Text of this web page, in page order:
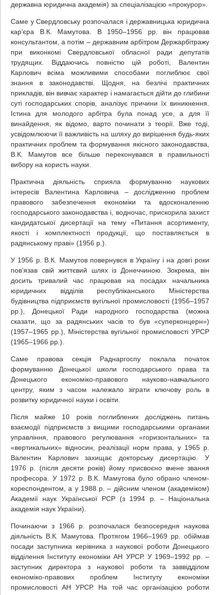
державна юридична академія) за спеціалізацією «прокурор».
Саме у Свердловську розпочалася і державницька юридична
кар’єра В.К. Мамутова. В 1950–1956 рр. він працював
консультантом, а потім – державним арбітром Держарбітражу
при виконкомі Свердловської обласної ради депутатів
трудящих. Віддаючись повністю цій роботі, Валентин
Карлович всіма можливими способами поглиблює свої
знання в законодавстві. Щодня, на безлічі практичних
прикладів, він вивчає характер і намагається дійти до глибини
суті господарських спорів, аналізує причини їх виникнення.
Істина для молодого арбітра була понад усе, а для її
винайдення, як відомо, варто починати з теорії. Вже тоді,
усвідомлюючи її важливість на шляху до вирішення будь-яких
практичних проблем та формування якісного законодавства,
В.К. Мамутов все більше переконувався в правильності
вибору на користь науки.
Практична діяльність сприяла формуванню наукових
інтересів Валентина Карловича – дослідженню проблем
правового забезпечення економіки та вдосконаленню
господарського законодавства і, водночас, прискорила захист
кандидатської дисертації на тему «Питання асортименту,
якості і комплектності продукції, що поставляється в
радянському праві» (1956 р.).
У 1956 р. В.К. Мамутов повернувся в Україну і на довгі роки
пов’язав свій життєвий шлях із Донеччиною. Зокрема, він
досить тривалий час працював на посадах начальника
юридичних відділів республіканського Міністерства
будівництва підприємств вугільної промисловості (1956–1957
рр.), Донецької Ради народного господарства (можна
сказати, що за радянських часів то був «суперконцерн»)
(1957–1965 рр.), Міністерства вугільної промисловості УРСР
(1965–1966 рр.).
Саме правова секція Раднаргоспу поклала початок
формуванню Донецької школи господарського права та
Донецького економіко-правового науково-навчального
центру, яким з часом належало зіграти ключову роль в
розвитку юридичної науки і освіти.
Після майже 10 років поглиблених досліджень питань
взаємодії підприємств з вищими господарськими органами
управління, правового регулювання «горизонтальних» та
«вертикальних» відносин, реалізації норм права, у 1965 р.
Валентин Карлович захищає докторську дисертацію. У
1976 р. (після десяти років) йому присвоєно вчене звання
професора. У 1972 р. В.К. Мамутова було обрано членом-
кореспондентом, а у 1988 р. – дійсним членом (академіком)
Академії наук Української РСР (з 1994 р. – Національна
академія наук України).
Починаючи з 1966 р. розпочалася безпосередня наукова
діяльність В.К. Мамутова. Протягом 1966–1969 рр. обіймав
посади заступника керівника з наукової роботи Донецького
відділення Інституту економіки АН УРСР. У 1969–1992 рр. –
заступник директора з наукової роботи та заввідділом
економіко-правових проблем Інституту економіки
промисловості АН УРСР. На той час організацією роботи